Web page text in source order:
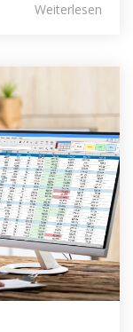
Weiterlesen